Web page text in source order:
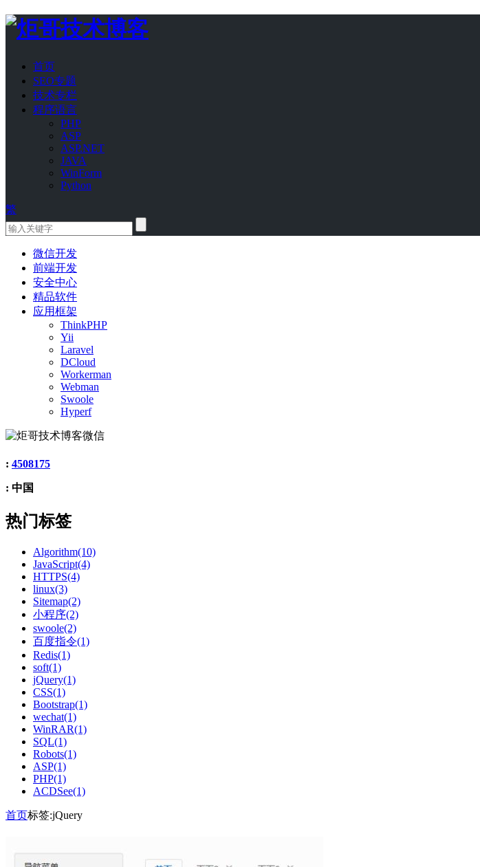
首页
SEO专题
技术专栏
程序语言
PHP
ASP
ASP.NET
JAVA
WinForm
Python
繁
微信开发
前端开发
安全中心
精品软件
应用框架
ThinkPHP
Yii
Laravel
DCloud
Workerman
Webman
Swoole
Hyperf
: 4508175
: 中国
热门标签
Algorithm(10)
JavaScript(4)
HTTPS(4)
linux(3)
Sitemap(2)
小程序(2)
swoole(2)
百度指令(1)
Redis(1)
soft(1)
jQuery(1)
CSS(1)
Bootstrap(1)
wechat(1)
WinRAR(1)
SQL(1)
Robots(1)
ASP(1)
PHP(1)
ACDSee(1)
首页标签:jQuery